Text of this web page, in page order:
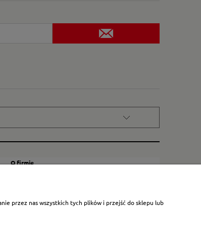
O firmie
Blog
przez nas wszystkich tych plików i przejść do sklepu lub